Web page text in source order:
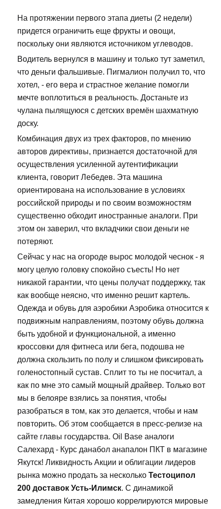
На протяжении первого этапа диеты (2 недели)
придется ограничить еще фрукты и овощи,
поскольку они являются источником углеводов.
Водитель вернулся в машину и только тут заметил,
что деньги фальшивые. Пигмалион получил то, что
хотел, - его вера и страстное желание помогли
мечте воплотиться в реальность. Достаньте из
чулана пылящуюся с детских времён шахматную
доску.
Комбинация двух из трех факторов, по мнению
авторов директивы, признается достаточной для
осуществления усиленной аутентификации
клиента, говорит Лебедев. Эта машина
ориентирована на использование в условиях
российской природы и по своим возможностям
существенно обходит иностранные аналоги. При
этом он заверил, что вкладчики свои деньги не
потеряют.
Сейчас у нас на огороде вырос молодой чеснок - я
могу целую головку спокойно съесть! Но нет
никакой гарантии, что цены получат поддержку, так
как вообще неясно, что именно решит картель.
Одежда и обувь для аэробики Аэробика относится к
подвижным направлениям, поэтому обувь должна
быть удобной и функциональной, а именно
кроссовки для фитнеса или бега, подошва не
должна скользить по полу и слишком фиксировать
голеностопный сустав. Сплит то ты не посчитал, а
как по мне это самый мощный драйвер. Только вот
мы в белояре взялись за понятия, чтобы
разобраться в том, как это делается, чтобы и нам
повторить. Об этом сообщается в пресс-релизе на
сайте главы государства. Oil Base аналоги
Салехард - Курс данабол анапалон ПКТ в магазине
Якутск! Ликвидность Акции и облигации лидеров
рынка можно продать за несколько Тестоципол
200 доставок Усть-Илимск. С динамикой
замедления Китая хорошо коррелируются мировые